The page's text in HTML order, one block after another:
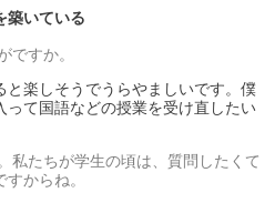
築いている
ですか。
楽しそうでうらやましいです。僕
って国語などの授業を受け直したい
私たちが学生の頃は、質問したくて
からね。